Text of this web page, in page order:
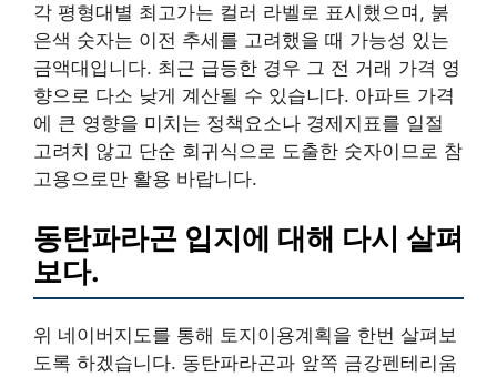
각 평형대별 최고가는 컬러 라벨로 표시했으며, 붉
은색 숫자는 이전 추세를 고려했을 때 가능성 있는
금액대입니다. 최근 급등한 경우 그 전 거래 가격 영
향으로 다소 낮게 계산될 수 있습니다. 아파트 가격
에 큰 영향을 미치는 정책요소나 경제지표를 일절
고려치 않고 단순 회귀식으로 도출한 숫자이므로 참
고용으로만 활용 바랍니다.
동탄파라곤 입지에 대해 다시 살펴
보다.
위 네이버지도를 통해 토지이용계획을 한번 살펴보
도록 하겠습니다. 동탄파라곤과 앞쪽 금강펜테리움